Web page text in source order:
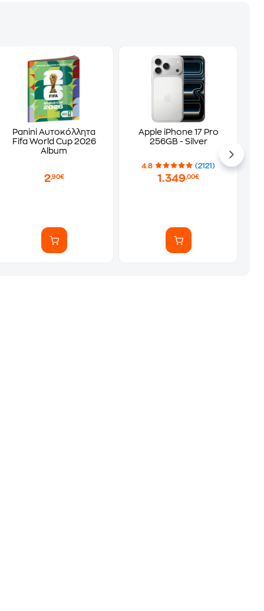
Panini Αυτοκόλλητα
Fifa World Cup 2026
Album
2,90€
Apple iPhone 17 Pro
256GB - Silver
4.8 (2121)
1.349,00€